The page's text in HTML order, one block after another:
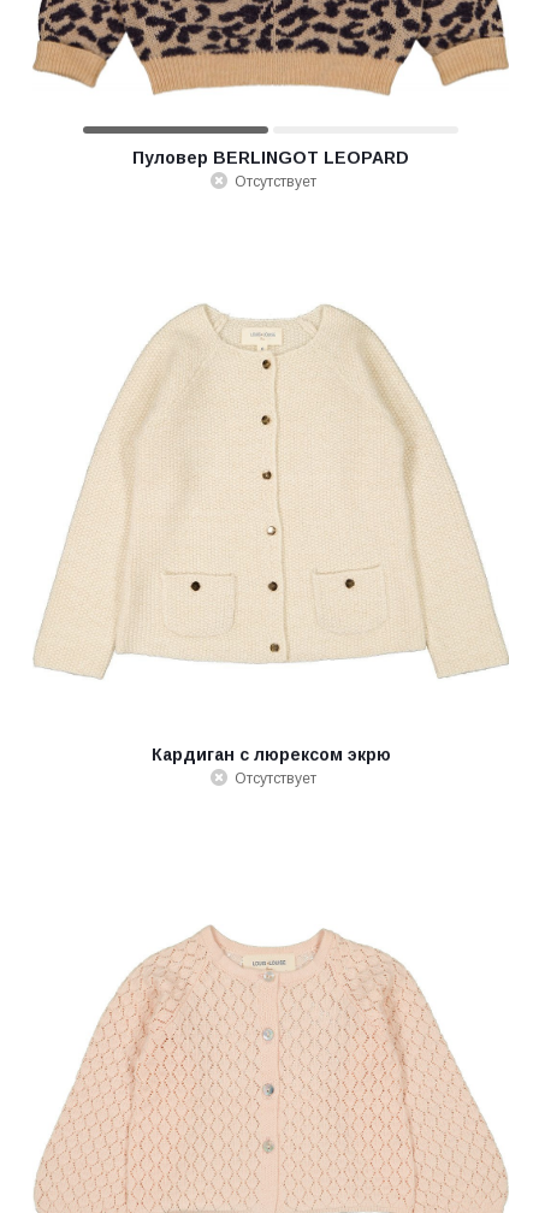
Пуловер BERLINGOT LEOPARD
Отсутствует
Кардиган с люрексом экрю
Отсутствует